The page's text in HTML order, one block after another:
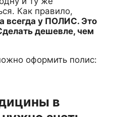
Как правило,
всегда у ПОЛИС. Это
дешевле, чем
оформить полис:
в